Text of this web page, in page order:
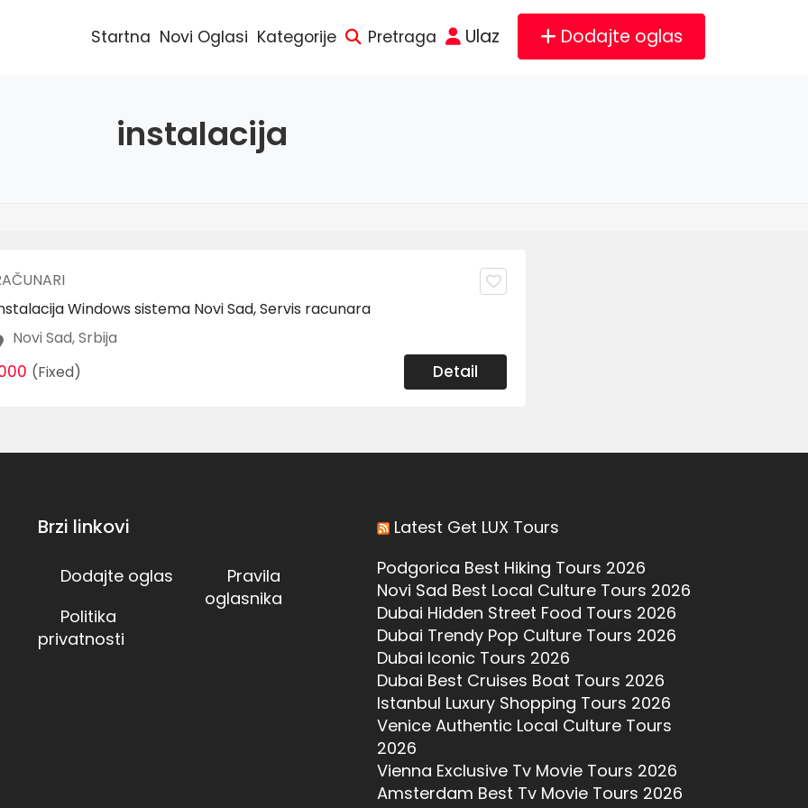
Startna Novi Oglasi Kategorije Pretraga Ulaz Dodajte oglas
instalacija
Windows sistema Novi Sad, Servis racunara
Novi Sad, Srbija
(Fixed) Detail
Brzi linkovi
Dodajte oglas
Politika
privatnosti
Pravila
oglasnika
Latest Get LUX Tours
Podgorica Best Hiking Tours 2026
Novi Sad Best Local Culture Tours 2026
Dubai Hidden Street Food Tours 2026
Dubai Trendy Pop Culture Tours 2026
Dubai Iconic Tours 2026
Dubai Best Cruises Boat Tours 2026
Istanbul Luxury Shopping Tours 2026
Venice Authentic Local Culture Tours
2026
Vienna Exclusive Tv Movie Tours 2026
Amsterdam Best Tv Movie Tours 2026